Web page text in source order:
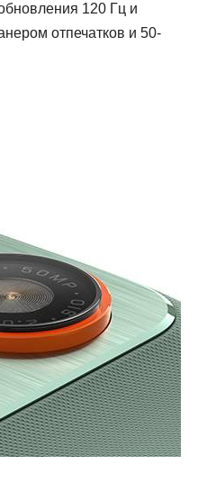
120 Гц и
отпечатков и 50-